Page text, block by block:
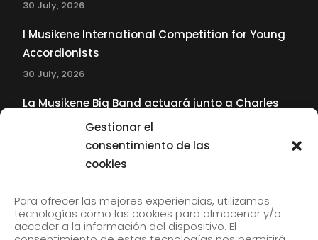
Gestionar el
consentimiento de las
cookies
Para ofrecer las mejores experiencias, utilizamos
tecnologías como las cookies para almacenar y/o
acceder a la información del dispositivo. El
30 July, 2026
I Musikene International Competition for Young
Accordionists
30 July, 2026
La Musikene Big Band actuará junto a Charles
Tolliver en el 61 Jazzaldia